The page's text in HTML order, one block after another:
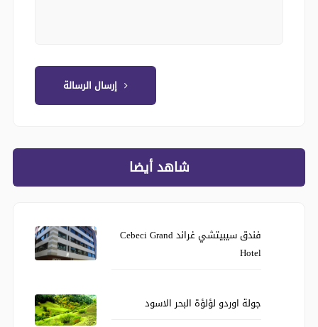
إرسال الرسالة
شاهد أيضا
فندق سيبيتشي غراند Cebeci Grand
Hotel
جولة اوردو لؤلؤة البحر الاسود